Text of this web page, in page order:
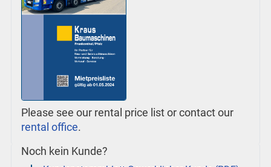
Please see our rental price list or contact our
rental office.
Noch kein Kunde?